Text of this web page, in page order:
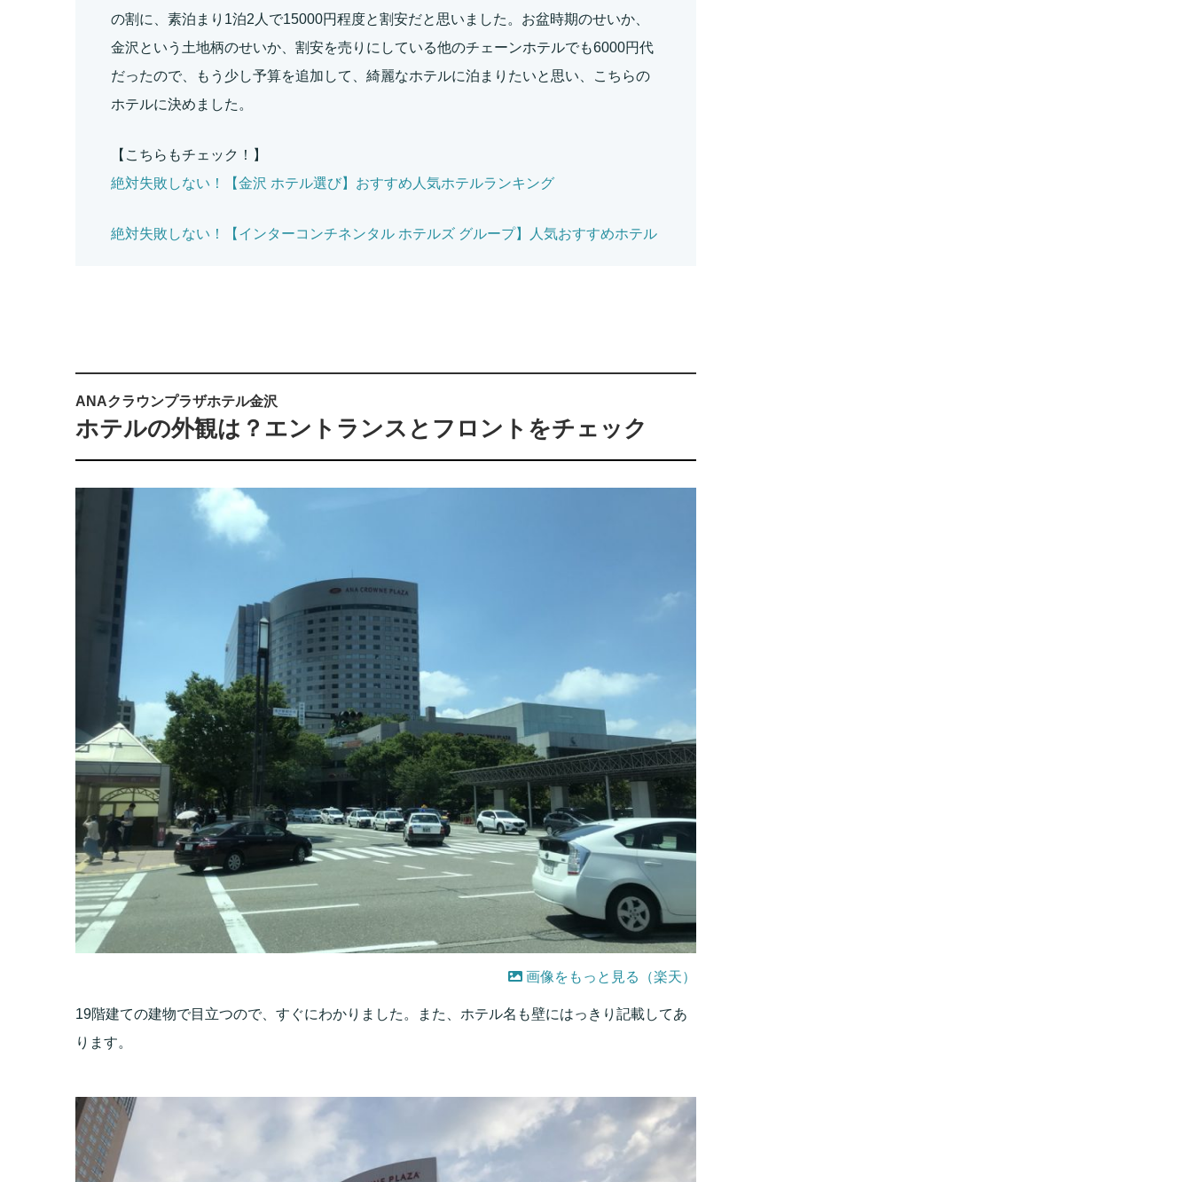
の割に、素泊まり1泊2人で15000円程度と割安だと思いました。お盆時期のせいか、
金沢という土地柄のせいか、割安を売りにしている他のチェーンホテルでも6000円代
だったので、もう少し予算を追加して、綺麗なホテルに泊まりたいと思い、こちらの
ホテルに決めました。
【こちらもチェック！】
絶対失敗しない！【金沢 ホテル選び】おすすめ人気ホテルランキング
絶対失敗しない！【インターコンチネンタル ホテルズ グループ】人気おすすめホテル
ANAクラウンプラザホテル金沢
ホテルの外観は？エントランスとフロントをチェック
画像をもっと見る（楽天）
19階建ての建物で目立つので、すぐにわかりました。また、ホテル名も壁にはっきり記載してあ
ります。